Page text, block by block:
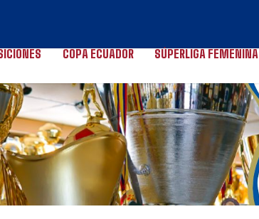
COPA ECUADOR SÚPERLIGA FEMENINA